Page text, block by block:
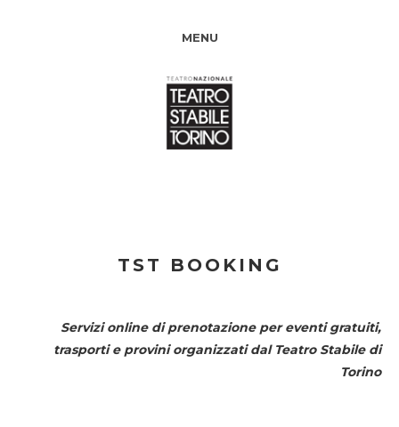
MENU
TST BOOKING
Servizi online di prenotazione per eventi gratuiti,
trasporti e provini organizzati dal Teatro Stabile di
Torino